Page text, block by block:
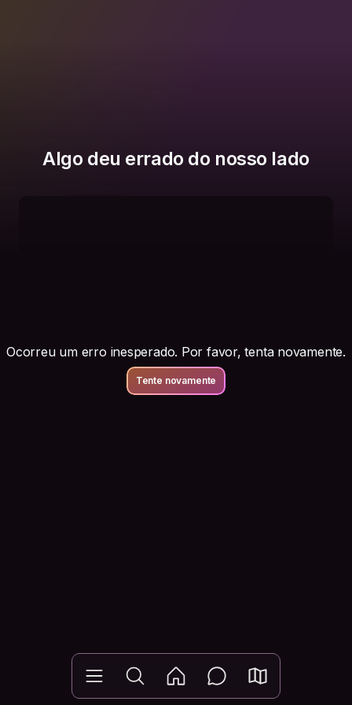
Algo deu errado do nosso lado
Ocorreu um erro inesperado. Por favor, tenta novamente.
Tente novamente